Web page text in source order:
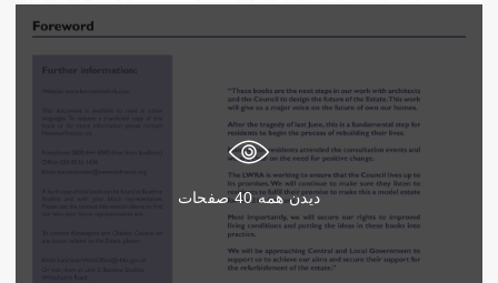
دیدن همه 40 صفحات